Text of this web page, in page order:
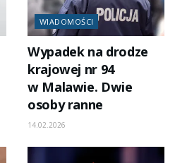
WIADOMOŚCI
Wypadek na drodze
krajowej nr 94
w Malawie. Dwie
osoby ranne
14.02.2026